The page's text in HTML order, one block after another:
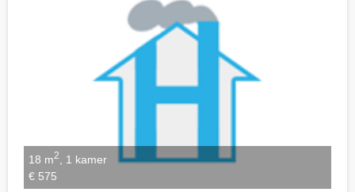
Notities bewaren
18 m2
, 1 kamer
€ 575